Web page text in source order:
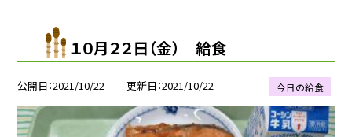
１０月２２日（金） 給食
公開日 2021/10/22 更新日 2021/10/22 今日の給食